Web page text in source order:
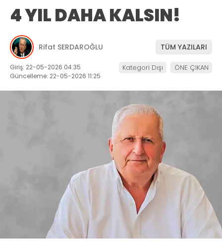
4 YIL DAHA KALSIN!
Rifat SERDAROĞLU TÜM YAZILARI
Giriş: 22-05-2026 04:35
Güncelleme: 22-05-2026 11:25
Kategori Dışı ÖNE ÇIKAN